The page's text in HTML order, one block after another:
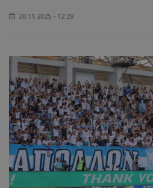
20.11.2025 - 12:29